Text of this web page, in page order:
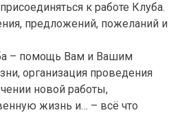
к работе Клуба.
предложений, пожеланий и
– помощь Вам и Вашим
организация проведения
новой работы,
жизнь и… – всё что